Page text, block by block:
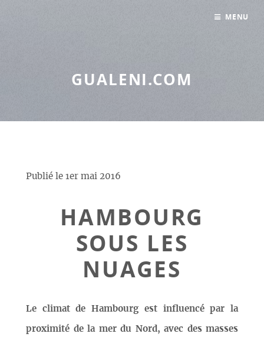
GUALENI.COM
Publié le 1er mai 2016
HAMBOURG
SOUS LES
NUAGES
Le climat de Hambourg est influencé par la
proximité de la mer du Nord, avec des masses
MENU